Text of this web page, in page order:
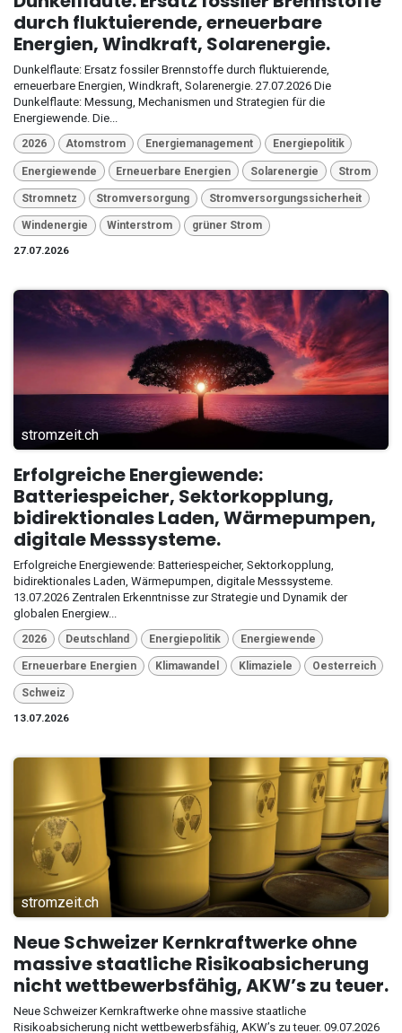
durch fluktuierende, erneuerbare
Energien, Windkraft, Solarenergie.
Dunkelflaute: Ersatz fossiler Brennstoffe durch fluktuierende,
erneuerbare Energien, Windkraft, Solarenergie. 27.07.2026 Die
Dunkelflaute: Messung, Mechanismen und Strategien für die
Energiewende. Die...
2026 Atomstrom Energiemanagement Energiepolitik
Energiewende Erneuerbare Energien Solarenergie Strom
Stromnetz Stromversorgung Stromversorgungssicherheit
Windenergie Winterstrom
grüner Strom
27.07.2026
stromzeit.ch
Erfolgreiche Energiewende:
Batteriespeicher, Sektorkopplung,
bidirektionales Laden, Wärmepumpen,
digitale Messsysteme.
Erfolgreiche Energiewende: Batteriespeicher, Sektorkopplung,
bidirektionales Laden, Wärmepumpen, digitale Messsysteme.
13.07.2026 Zentralen Erkenntnisse zur Strategie und Dynamik der
globalen Energiew...
2026 Deutschland Energiepolitik Energiewende
Erneuerbare Energien Klimawandel Klimaziele Oesterreich
Schweiz
13.07.2026
stromzeit.ch
Neue Schweizer Kernkraftwerke ohne
massive staatliche Risikoabsicherung
nicht wettbewerbsfähig, AKW’s zu teuer.
Neue Schweizer Kernkraftwerke ohne massive staatliche
Risikoabsicherung nicht wettbewerbsfähig, AKW’s zu teuer. 09.07.2026